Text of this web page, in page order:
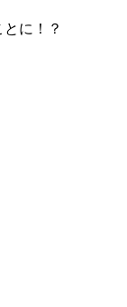
に！？